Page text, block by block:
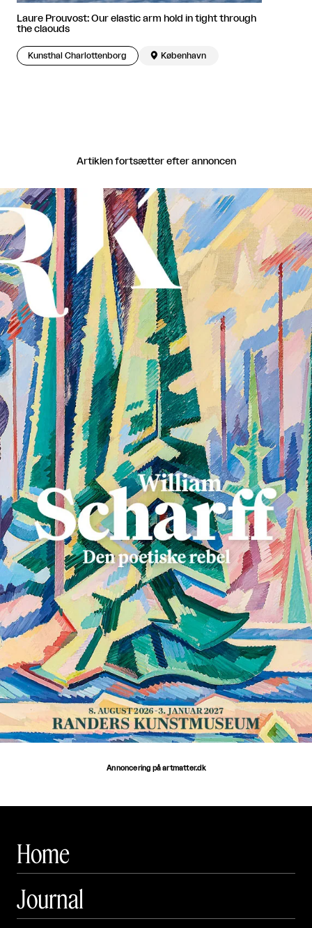
Laure Prouvost: Our elastic arm hold in tight through
the claouds
Kunsthal Charlottenborg  København
Artiklen fortsætter efter annoncen
Annoncering på artmatter.dk
Home
Journal